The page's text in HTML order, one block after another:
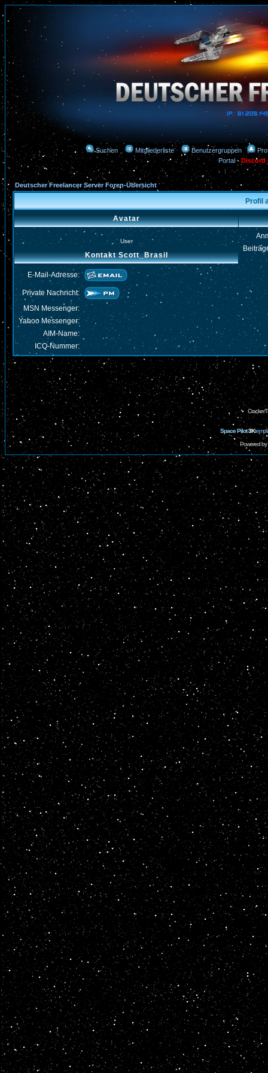
Suchen Mitgliederliste Benutzergruppen
Portal-Discord
Deutscher Freelancer Server Foren-Übersicht
Profil
Avatar
User
Kontakt Scott_Brasil
E-Mail-Adresse:
Private Nachricht:
MSN Messenger:
Yahoo Messenger:
AIM-Name:
ICQ-Nummer:
Space Pilot3K
Powered by